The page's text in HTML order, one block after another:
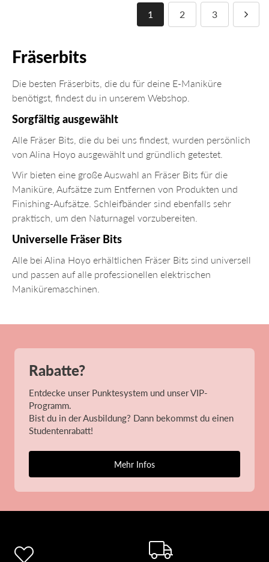
1 2 3
Fräserbits
Die besten Fräserbits, die du für deine E-Maniküre
benötigst, findest du in unserem Webshop.
Sorgfältig ausgewählt
Alle Fräser Bits, die du bei uns findest, wurden persönlich
von Alina Hoyo ausgewählt und gründlich getestet.
Wir bieten eine große Auswahl an Fräser Bits für die
Maniküre, Aufsätze zum Entfernen von Produkten und
Finishing-Aufsätze. Schleifbänder sind ebenfalls sehr
praktisch, um den Naturnagel vorzubereiten.
Universelle Fräser Bits
Alle bei Alina Hoyo erhältlichen Fräser Bits sind universell
und passen auf alle professionellen elektrischen
Maniküremaschinen.
Rabatte?
Entdecke unser Punktesystem und unser VIP-
Programm.
Bist du in der Ausbildung? Dann bekommst du einen
Studentenrabatt!
Mehr Infos